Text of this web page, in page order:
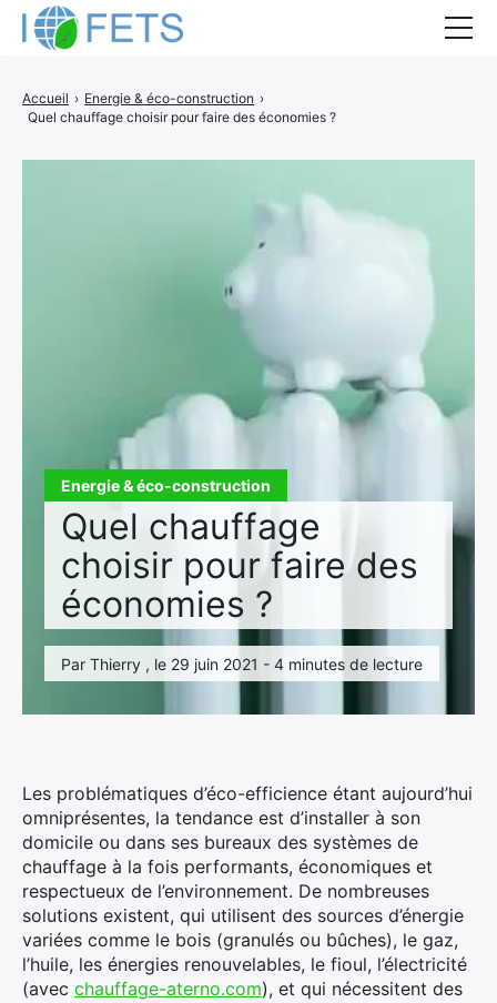
Energie & éco-construction
Quel chauffage
choisir pour faire des
économies ?
Par Thierry , le 29 juin 2021 - 4 minutes de lecture
Accueil › Energie & éco-construction ›
Quel chauffage choisir pour faire des économies ?
Les problématiques d’éco-efficience étant aujourd’hui
omniprésentes, la tendance est d’installer à son
domicile ou dans ses bureaux des systèmes de
chauffage à la fois performants, économiques et
respectueux de l’environnement. De nombreuses
solutions existent, qui utilisent des sources d’énergie
variées comme le bois (granulés ou bûches), le gaz,
l’huile, les énergies renouvelables, le fioul, l’électricité
(avec chauffage-aterno.com), et qui nécessitent des
Actualités